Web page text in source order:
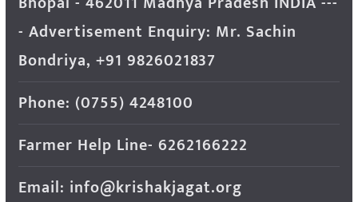
- Advertisement Enquiry: Mr. Sachin
Bondriya, +91 9826021837
Phone: (0755) 4248100
Farmer Help Line- 6262166222
Email: info@krishakjagat.org